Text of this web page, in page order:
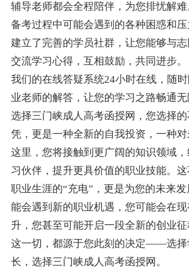
辅导老师都会全程陪伴，为您排忧解
备考过程中可能会遇到的各种困惑和
建立了完善的学员社群，让您能够与
交流学习心得，互相鼓励，共同进步。
我们的在线答疑系统24小时在线，随
业老师的解答，让您的学习之路畅通无
选择三门峡成人高考函授网，您选择
凭，更是一种全新的自我投资，一种
这里，您将接触到更广阔的知识领域
习伙伴，提升更具价值的职业技能。
职业生涯的“充电”，更是为您的未来
能会遇到新的职业机遇，您可能会在
升，您甚至可能开启一段全新的创业征
这一切，都源于您此刻的决定——选择
长，选择三门峡成人高考函授网。